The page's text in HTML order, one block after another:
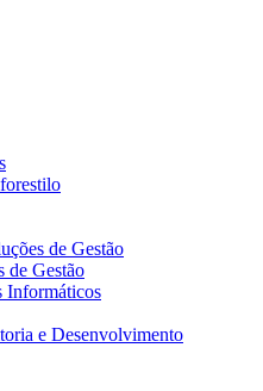
de Gestão
de Gestão
Informáticos
e Desenvolvimento